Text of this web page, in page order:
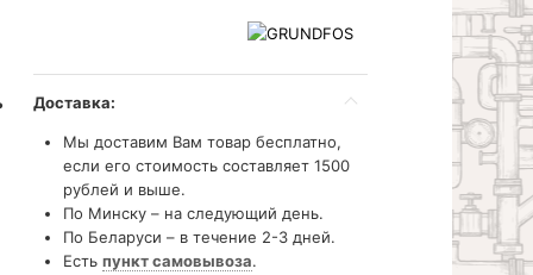
Доставка:
Мы доставим Вам товар бесплатно,
если его стоимость составляет 1500
рублей и выше.
По Минску – на следующий день.
По Беларуси – в течение 2-3 дней.
Есть пункт самовывоза.